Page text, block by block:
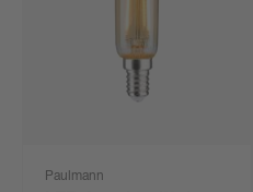
Paulmann